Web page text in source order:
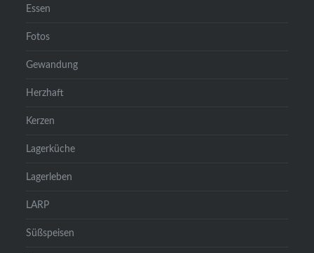
Essen
Fotos
Gewandung
Herzhaft
Kerzen
Lagerküche
Lagerleben
LARP
Süßspeisen